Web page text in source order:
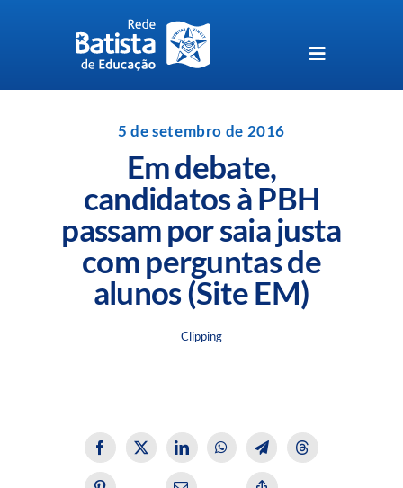
Toggle
Navigation
Perguntas Frequentes
Blog da Rede Batista
5 de setembro de 2016
Em debate,
candidatos à PBH
passam por saia justa
com perguntas de
alunos (Site EM)
Clipping